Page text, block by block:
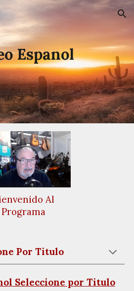
Skip to navigation
Espanol
Al
Programa
Por Titulo
Seleccione por Titulo